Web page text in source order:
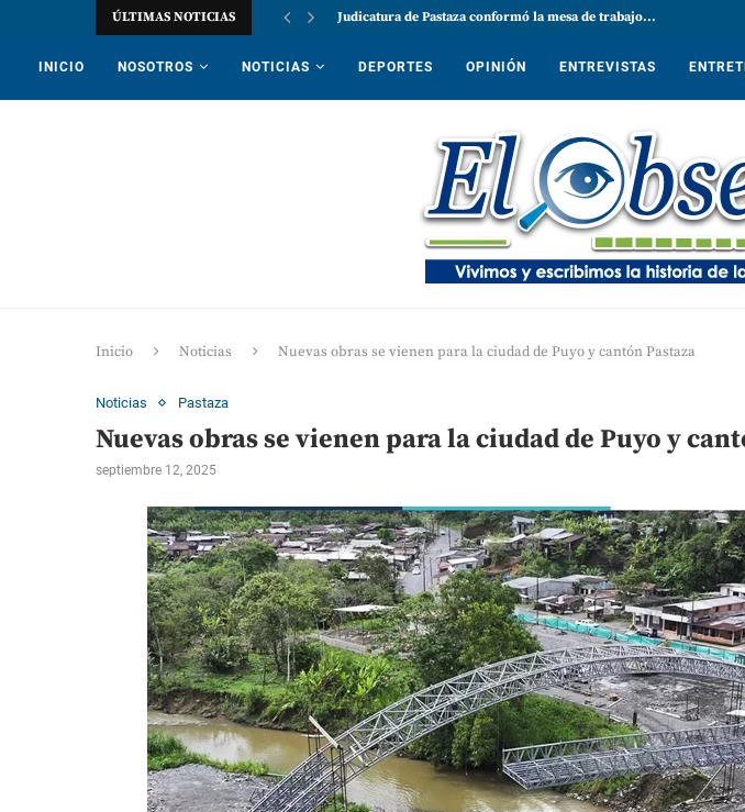
ÚLTIMAS NOTICIAS Judicatura de Pastaza conformó la mesa de trabajo...
INICIO NOSOTROS NOTICIAS DEPORTES OPINIÓN ENTREVISTAS
Inicio Noticias Nuevas obras se vienen para la ciudad de Puyo y cantón Pastaza
Noticias Pastaza
Nuevas obras se vienen para la ciudad de Puyo y
septiembre 12, 2025